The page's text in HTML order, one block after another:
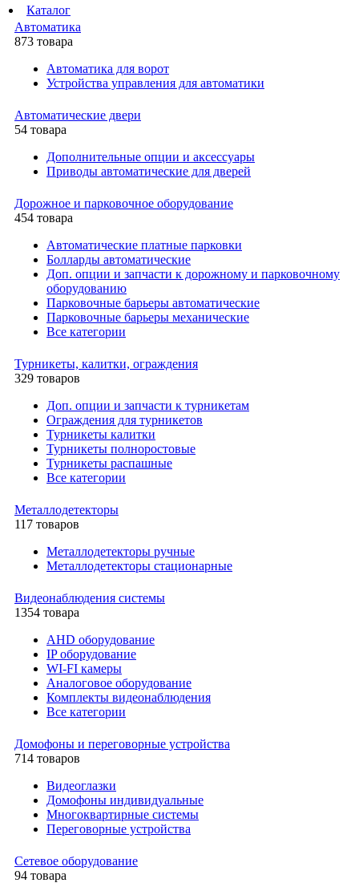
Каталог
Автоматика
873 товара
Автоматика для ворот
Устройства управления для автоматики
Автоматические двери
54 товара
Дополнительные опции и аксессуары
Приводы автоматические для дверей
Дорожное и парковочное оборудование
454 товара
Автоматические платные парковки
Болларды автоматические
Доп. опции и запчасти к дорожному и парковочному
оборудованию
Парковочные барьеры автоматические
Парковочные барьеры механические
Все категории
Турникеты, калитки, ограждения
329 товаров
Доп. опции и запчасти к турникетам
Ограждения для турникетов
Турникеты калитки
Турникеты полноростовые
Турникеты распашные
Все категории
Металлодетекторы
117 товаров
Металлодетекторы ручные
Металлодетекторы стационарные
Видеонаблюдения cистемы
1354 товара
AHD оборудование
IP оборудование
WI-FI камеры
Аналоговое оборудование
Комплекты видеонаблюдения
Все категории
Домофоны и переговорные устройства
714 товаров
Видеоглазки
Домофоны индивидуальные
Многоквартирные системы
Переговорные устройства
Сетевое оборудование
94 товара